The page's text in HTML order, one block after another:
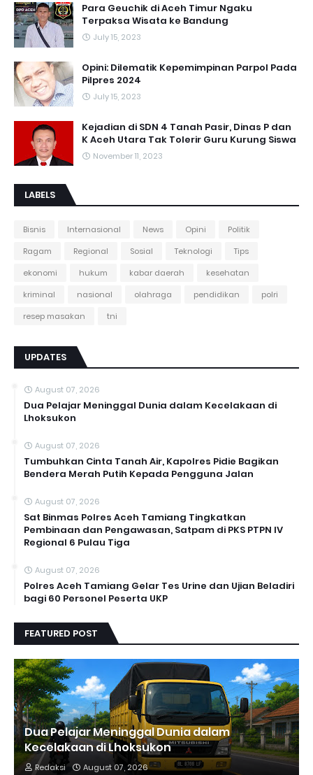
Para Geuchik di Aceh Timur Ngaku
Terpaksa Wisata ke Bandung
July 15, 2023
Opini: Dilematik Kepemimpinan Parpol Pada
Pilpres 2024
July 15, 2023
Kejadian di SDN 4 Tanah Pasir, Dinas P dan
K Aceh Utara Tak Tolerir Guru Kurung Siswa
November 11, 2023
LABELS
Bisnis Internasional News Opini
Politik
Ragam
Regional Sosial Teknologi
Tips
ekonomi
hukum kabar daerah
kesehatan
kriminal
nasional olahraga pendidikan
polri
resep masakan
tni
UPDATES
August 07, 2026
Dua Pelajar Meninggal Dunia dalam Kecelakaan di
Lhoksukon
August 07, 2026
Tumbuhkan Cinta Tanah Air, Kapolres Pidie Bagikan
Bendera Merah Putih Kepada Pengguna Jalan ‎
August 07, 2026
Sat Binmas Polres Aceh Tamiang Tingkatkan
Pembinaan dan Pengawasan, Satpam di PKS PTPN IV
Regional 6 Pulau Tiga
August 07, 2026
Polres Aceh Tamiang Gelar Tes Urine dan Ujian Beladiri
bagi 60 Personel Peserta UKP
FEATURED POST
Dua Pelajar Meninggal Dunia dalam
Kecelakaan di Lhoksukon
Redaksi August 07, 2026